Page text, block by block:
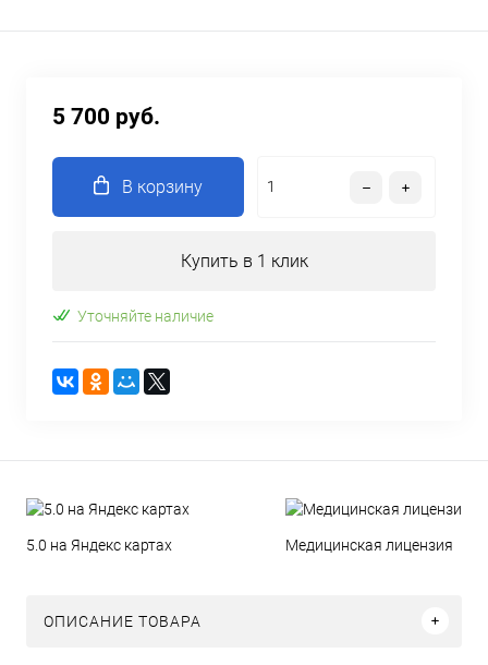
5 700 руб.
В корзину
Купить в 1 клик
Уточняйте наличие
5.0 на Яндекс картах Медицинская лицензия
ОПИСАНИЕ ТОВАРА